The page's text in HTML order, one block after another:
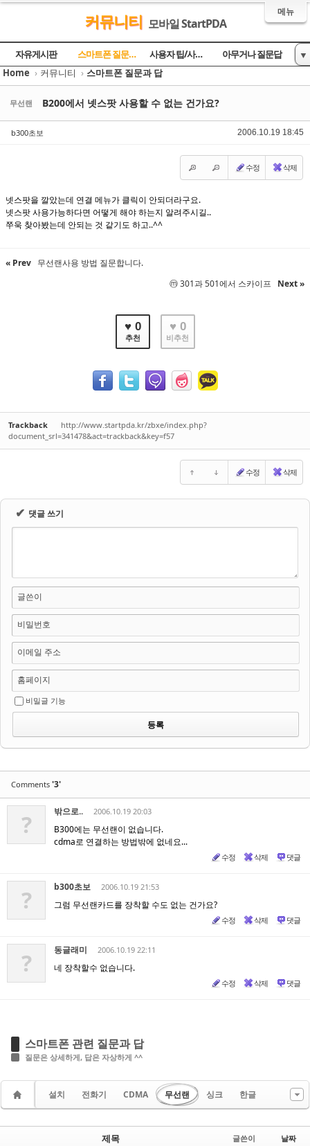
메뉴
커뮤니티 모바일 StartPDA
자유게시판 스마트폰 질문과 답 사용자 팁/사용기
아무거나 질문답
토론의 장
▼
Home › 커뮤니티 › 스마트폰 질문과 답
무선랜
2006.10.19 18:45
B200에서 넷스팟 사용할 수 없는 건가요?
b300초보
수정 삭제
넷스팟을 깔았는데 연결 메뉴가 클릭이 안되더라구요.
넷스팟 사용가능하다면 어떻게 해야 하는지 알려주시길..
쭈욱 찾아봤는데 안되는 것 같기도 하고..^^
« Prev 무선랜사용 방법 질문합니다.
ⓜ 301과 501에서 스카이프
Next »
♥ 0
추천
♥ 0
비추천
Trackback
http://www.startpda.kr/zbxe/index.php?
document_srl=341478&act=trackback&key=f57
수정 삭제
✔ 댓글 쓰기
글쓴이
비밀번호
이메일 주소
홈페이지
비밀글 기능
Comments '3'
? 밖으로.. 2006.10.19 20:03
B300에는 무선랜이 없습니다.
cdma로 연결하는 방법밖에 없네요...
수정 삭제 댓글
? b300초보 2006.10.19 21:53
그럼 무선랜카드를 장착할 수도 없는 건가요?
수정 삭제 댓글
? 동글래미 2006.10.19 22:11
네 장착할수 없습니다.
수정 삭제 댓글
스마트폰 관련 질문과 답
질문은 상세하게, 답은 자상하게 ^^
설치 전화기 CDMA 무선랜 싱크 한글
제목 글쓴이 날짜
Sketchbook5, 스케치북5
Sketchbook5, 스케치북5
Sketchbook5, 스케치북5
Sketchbook5, 스케치북5